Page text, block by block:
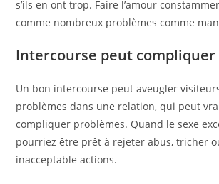
s’ils en ont trop. Faire l’amour
comme nombreux problèmes comme
Intercourse peut compliquer
Un bon intercourse peut aveugler
problèmes dans une relation, qui peut
compliquer problèmes. Quand le sexe
pourriez être prêt à rejeter abus, tricher
inacceptable actions.